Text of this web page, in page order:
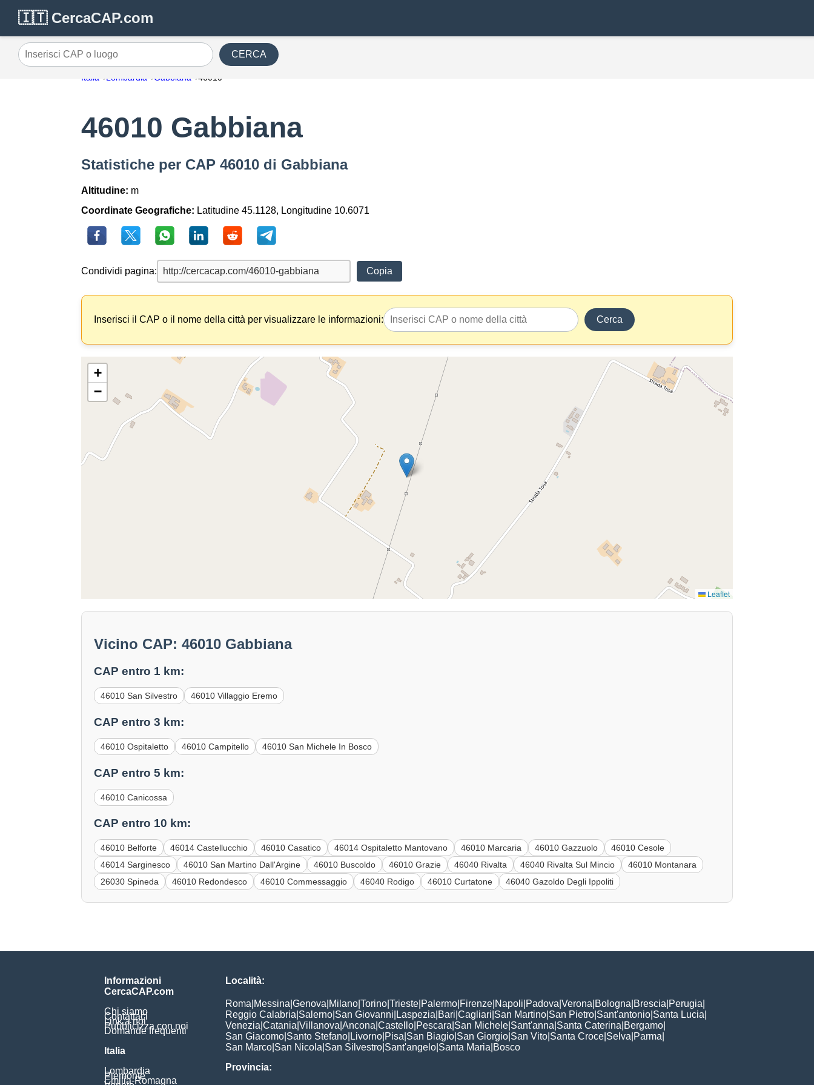
🇮🇹 CercaCAP.com
Inserisci CAP o luogo CERCA
Italia Lombardia Gabbiana 46010
46010 Gabbiana
Statistiche per CAP 46010 di Gabbiana
Altitudine: m
Coordinate Geografiche: Latitudine 45.1128, Longitudine 10.6071
Condividi pagina: Copia
Inserisci il CAP o il nome della città per visualizzare le informazioni: Cerca
+
−
Leaflet
Vicino CAP: 46010 Gabbiana
CAP entro 1 km:
46010 San Silvestro 46010 Villaggio Eremo
CAP entro 3 km:
46010 Ospitaletto 46010 Campitello 46010 San Michele In Bosco
CAP entro 5 km:
46010 Canicossa
CAP entro 10 km:
46010 Belforte 46014 Castellucchio 46010 Casatico 46014 Ospitaletto Mantovano 46010 Marcaria 46010 Gazzuolo
46010 Cesole
46014 Sarginesco
46010 San Martino Dall'Argine 46010 Buscoldo 46010 Grazie 46040 Rivalta 46040 Rivalta Sul Mincio
46010 Montanara
26030 Spineda
46010 Redondesco 46010 Commessaggio 46040 Rodigo 46010 Curtatone 46040 Gazoldo Degli Ippoliti
Informazioni
CercaCAP.com
Chi siamo
Contattaci
Link a noi
Pubblicizza con noi
Domande frequenti
Italia
Lombardia
Piemonte
Emilia-Romagna
Località:
Roma Messina Genova Milano Torino Trieste Palermo Firenze Napoli Padova Verona Bologna Brescia Perugia
Reggio Calabria Salerno San Giovanni Laspezia Bari Cagliari San Martino San Pietro Sant'antonio Santa Lucia
Venezia Catania Villanova Ancona Castello Pescara San Michele Sant'anna Santa Caterina Bergamo
San Giacomo Santo Stefano Livorno Pisa San Biagio San Giorgio San Vito Santa Croce Selva Parma
San Marco San Nicola San Silvestro Sant'angelo Santa Maria Bosco
Provincia: